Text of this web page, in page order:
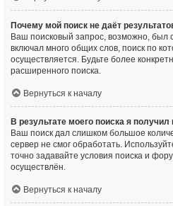
Почему мой поиск не даёт
Ваш поисковый запрос, возможно,
включал много общих слов, поиск по
осуществляется. Будьте более
расширенного поиска.
Вернуться к началу
В результате моего поиска я
Ваш поиск дал слишком большое
сервер не смог обработать.
точно задавайте условия поиска и
осуществлён.
Вернуться к началу